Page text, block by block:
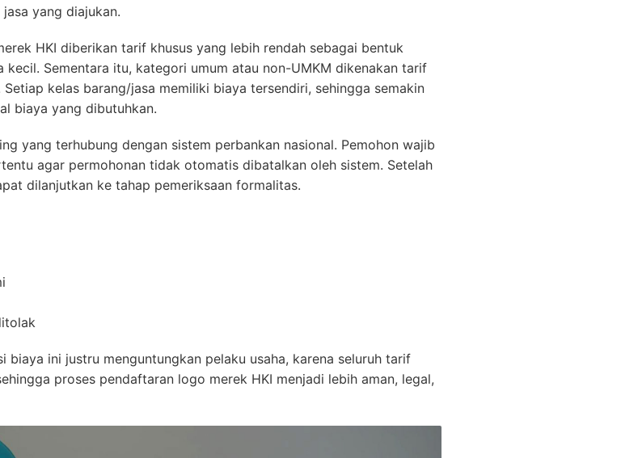
yang diajukan.
HKI diberikan tarif khusus yang lebih rendah sebagai bentuk
Sementara itu, kategori umum atau non-UMKM dikenakan tarif
kelas barang/jasa memiliki biaya tersendiri, sehingga semakin
biaya yang dibutuhkan.
yang terhubung dengan sistem perbankan nasional. Pemohon wajib
agar permohonan tidak otomatis dibatalkan oleh sistem. Setelah
dilanjutkan ke tahap pemeriksaan formalitas.
biaya ini justru menguntungkan pelaku usaha, karena seluruh tarif
proses pendaftaran logo merek HKI menjadi lebih aman, legal,